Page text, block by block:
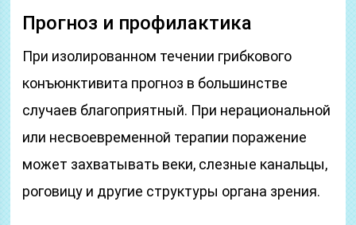
Прогноз и профилактика
При изолированном течении грибкового
конъюнктивита прогноз в большинстве
случаев благоприятный. При нерациональной
или несвоевременной терапии поражение
может захватывать веки, слезные канальцы,
роговицу и другие структуры органа зрения.